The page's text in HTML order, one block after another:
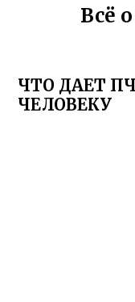
Всё
ЧТО ДАЕТ
ЧЕЛОВЕКУ